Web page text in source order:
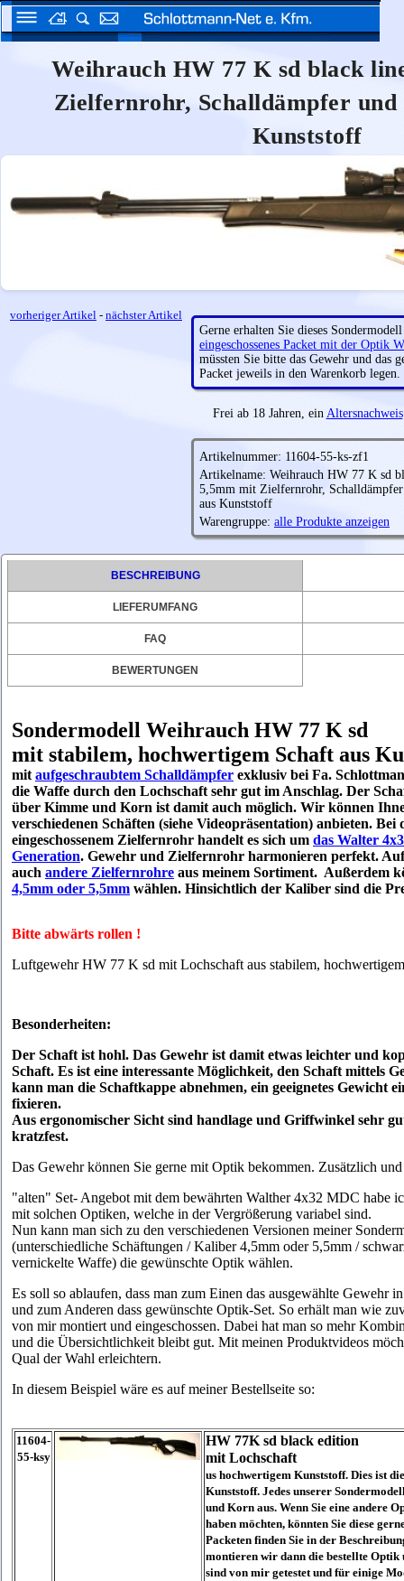
Weihrauch HW 77 K sd black
Zielfernrohr, Schalldämpfer und
Kunststoff
vorheriger Artikel - nächster Artikel
Gerne erhalten Sie dieses
eingeschossenes Packet mit der Optik
müssten Sie bitte das Gewehr und das
Packet jeweils in den Warenkorb legen.
Frei ab 18 Jahren, ein Altersnachweis
Artikelnummer: 11604-55-ks-zf1
Artikelname: Weihrauch HW 77 K sd
5,5mm mit Zielfernrohr,
aus Kunststoff
Warengruppe: alle Produkte anzeigen
BESCHREIBUNG
LIEFERUMFANG
FAQ
BEWERTUNGEN
Sondermodell Weihrauch HW 77 K sd
mit stabilem, hochwertigem Schaft aus
mit aufgeschraubtem Schalldämpfer exklusiv bei Fa.
die Waffe durch den Lochschaft sehr gut im Anschlag. Der
über Kimme und Korn ist damit auch möglich. Wir können
verschiedenen Schäften (siehe Videopräsentation) anbieten.
eingeschossenem Zielfernrohr handelt es sich um das Walter
Generation. Gewehr und Zielfernrohr harmonieren perfekt.
auch andere Zielfernrohre aus meinem Sortiment. Außerdem
4,5mm oder 5,5mm wählen. Hinsichtlich der Kaliber sind die
Bitte abwärts rollen !
Luftgewehr HW 77 K sd mit Lochschaft aus stabilem,
Besonderheiten:
Der Schaft ist hohl. Das Gewehr ist damit etwas leichter und
Schaft. Es ist eine interessante Möglichkeit, den Schaft mittels
kann man die Schaftkappe abnehmen, ein geeignetes Gewicht
fixieren.
Aus ergonomischer Sicht sind handlage und Griffwinkel sehr
kratzfest.
Das Gewehr können Sie gerne mit Optik bekommen. Zusätzlich
"alten" Set- Angebot mit dem bewährten Walther 4x32 MDC habe
mit solchen Optiken, welche in der Vergrößerung variabel sind.
Nun kann man sich zu den verschiedenen Versionen meiner
(unterschiedliche Schäftungen / Kaliber 4,5mm oder 5,5mm /
vernickelte Waffe) die gewünschte Optik wählen.
Es soll so ablaufen, dass man zum Einen das ausgewählte Gewehr
und zum Anderen dass gewünschte Optik-Set. So erhält man wie
von mir montiert und eingeschossen. Dabei hat man so mehr
und die Übersichtlichkeit bleibt gut. Mit meinen Produktvideos
Qual der Wahl erleichtern.
In diesem Beispiel wäre es auf meiner Bestellseite so:
11604-
55-ksy
HW 77K sd black edition
mit Lochschaft
us hochwertigem Kunststoff. Dies ist
Kunststoff. Jedes unserer
und Korn aus. Wenn Sie eine andere
haben möchten, könnten Sie diese
Packeten finden Sie in der
montieren wir dann die bestellte Optik
sind von mir getestet und für einige